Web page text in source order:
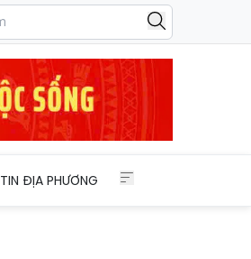
TIN ĐỊA PHƯƠNG